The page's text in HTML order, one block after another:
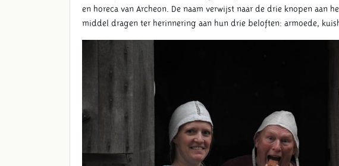
en horeca van Archeon. De naam verwijst naar de drie knopen aan
middel dragen ter herinnering aan hun drie beloften: armoede,